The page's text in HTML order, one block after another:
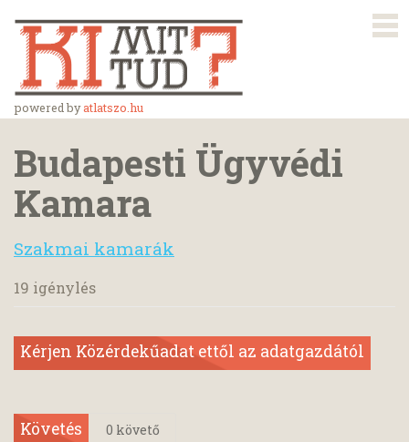
powered byatlatszo.hu
Budapesti Ügyvédi
Kamara
Szakmai kamarák
19 igénylés
Kérjen Közérdekűadat ettől az adatgazdától
Követés 0 követő